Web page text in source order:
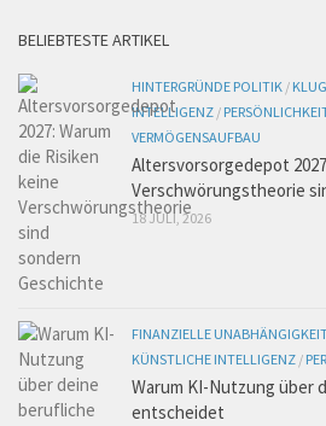
BELIEBTESTE ARTIKEL
HINTERGRÜNDE POLITIK /
INTELLIGENZ /
VERMÖGENSAUFBAU
Altersvorsorgedepot
Verschwörungstheorie
18 JULI, 2026
FINANZIELLE
KÜNSTLICHE INTELLIGENZ /
Warum KI-Nutzung über
entscheidet